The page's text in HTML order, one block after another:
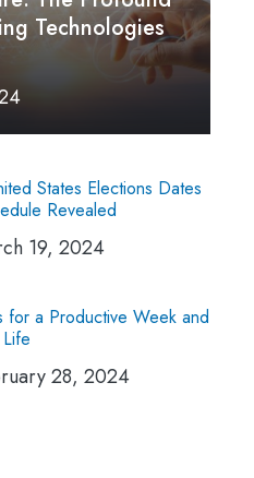
Technologies
States Elections Dates
Revealed
19, 2024
for a Productive Week and
28, 2024